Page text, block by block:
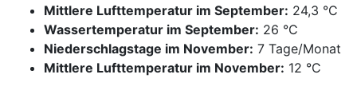
Mittlere Lufttemperatur im September: 24,3 °C
Wassertemperatur im September: 26 °C
Niederschlagstage im November: 7 Tage/Monat
Mittlere Lufttemperatur im November: 12 °C